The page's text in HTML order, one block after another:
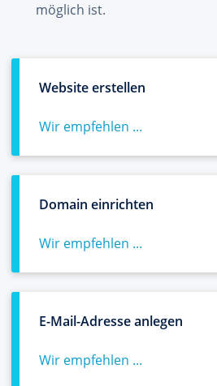
möglich ist.
Website erstellen
Wir empfehlen ...
Domain einrichten
Wir empfehlen ...
E-Mail-Adresse anlegen
Wir empfehlen ...